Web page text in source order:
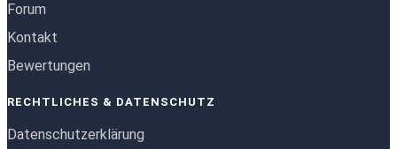
Forum
Kontakt
Bewertungen
RECHTLICHES & DATENSCHUTZ
Datenschutzerklärung